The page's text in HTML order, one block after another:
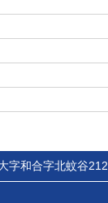
字和合字北蚊谷212